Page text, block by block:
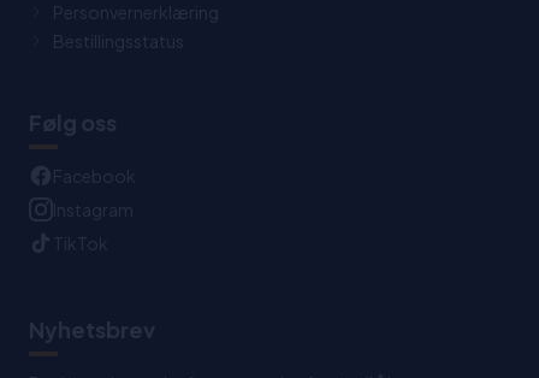
Personvernerklæring
Bestillingsstatus
Følg oss
Facebook
Instagram
TikTok
Nyhetsbrev